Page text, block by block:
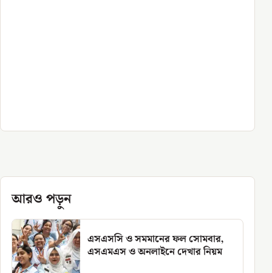
আরও পড়ুন
এসএসসি ও সমমানের ফল সোমবার,
এসএমএস ও অনলাইনে দেখার নিয়ম